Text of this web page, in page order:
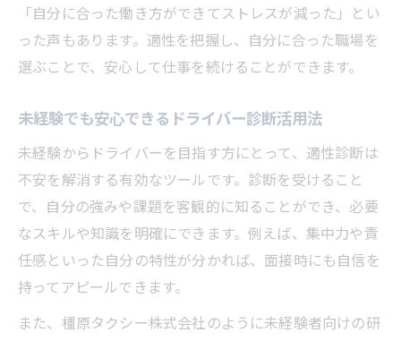
「自分に合った働き方ができてストレスが減った」とい
った声もあります。適性を把握し、自分に合った職場を
選ぶことで、安心して仕事を続けることができます。
未経験でも安心できるドライバー診断活用法
未経験からドライバーを目指す方にとって、適性診断は
不安を解消する有効なツールです。診断を受けること
で、自分の強みや課題を客観的に知ることができ、必要
なスキルや知識を明確にできます。例えば、集中力や責
任感といった自分の特性が分かれば、面接時にも自信を
持ってアピールできます。
また、橿原タクシー株式会社のように未経験者向けの研